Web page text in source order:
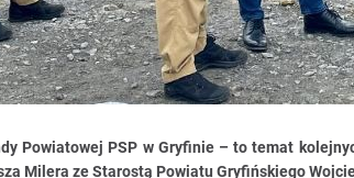
Powiatowej PSP w Gryfinie – to temat
Milera ze Starostą Powiatu Gryfińskiego